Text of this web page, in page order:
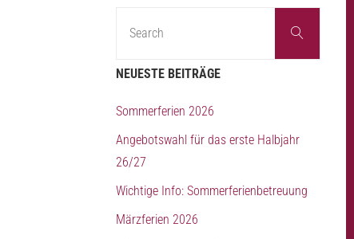
Search
NEUESTE BEITRÄGE
Sommerferien 2026
Angebotswahl für das erste Halbjahr
26/27
Wichtige Info: Sommerferienbetreuung
Märzferien 2026